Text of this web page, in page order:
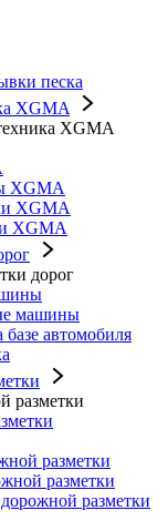
песка
XGMA
XGMA
XGMA
XGMA
XGMA
дорог
машины
автомобиля
разметки
разметки
разметки
разметки